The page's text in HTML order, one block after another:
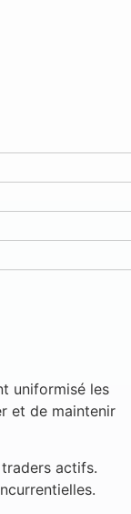
uniformisé les
et de maintenir
actifs.